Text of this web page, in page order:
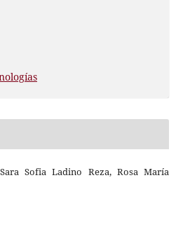
Sofia Ladino Reza, Rosa María